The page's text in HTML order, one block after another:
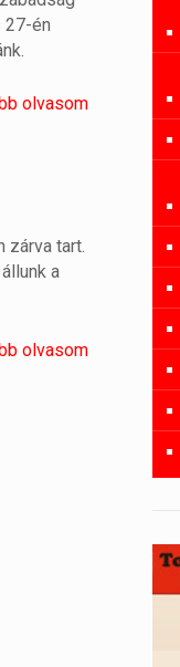
27-én
olvasom
zárva tart.
a
olvasom